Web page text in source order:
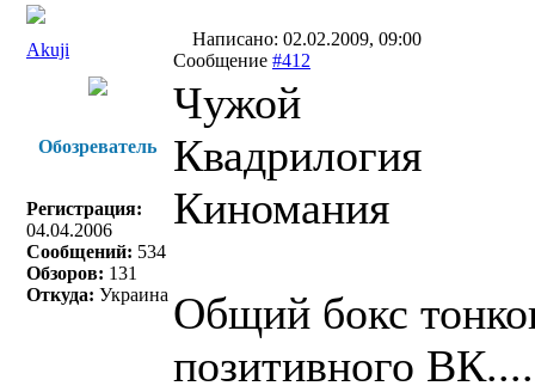
Akuji
Написано: 02.02.2009, 09:00
Сообщение #412
Обозреватель
Регистрация:
04.04.2006
Сообщений: 534
Обзоров: 131
Откуда: Украина
Чужой
Квадрилогия
Киномания
Общий бокс
позитивного